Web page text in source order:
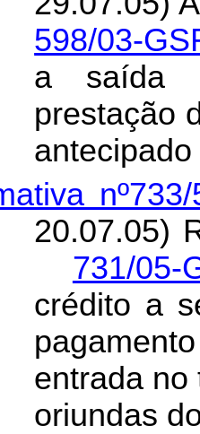
598/03-
a saída
prestação
20.07.05)
731/05-
crédito a
entrada no
oriundas